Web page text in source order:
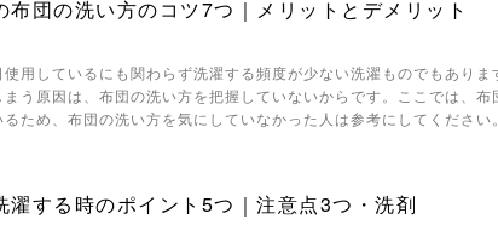
布団の洗い方のコツ7つ｜メリットとデメリット
用しているにも関わらず洗濯する頻度が少ない洗濯ものでもありま
う原因は、布団の洗い方を把握していないからです。ここでは、布
ため、布団の洗い方を気にしていなかった人は参考にしてください。
濯する時のポイント5つ｜注意点3つ・洗剤